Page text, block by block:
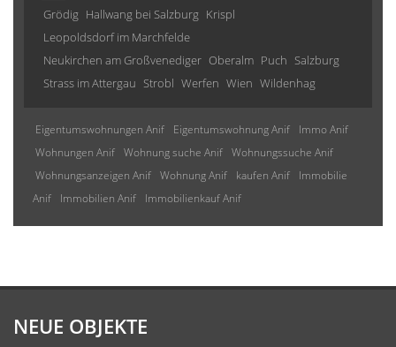
Grödig Hallwang bei Salzburg Krispl
Leopoldsdorf im Marchfelde
Neukirchen am Großvenediger Oberalm Puch Salzburg
Strass im Attergau Strobl Werfen Wien Wildenhag
Eigentumswohnungen Anif Eigentumswohnung Anif
Immo Anif
Wohnungen Anif Wohnung suche Anif Wohnungssuche Anif
Wohnungsanzeigen Anif Wohnung Anif kaufen Anif
Immobilie
Anif
Immobilien Anif Immobilienkauf Anif
NEUE OBJEKTE